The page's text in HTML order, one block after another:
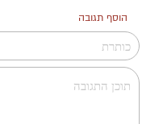
הוסף תגובה